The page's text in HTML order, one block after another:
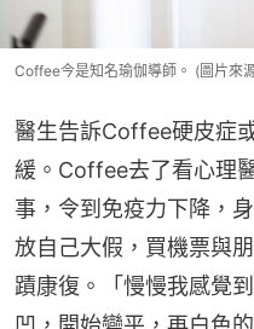
Coffee今是知名瑜伽導師。 (圖片來
醫生告訴Coffee硬皮症
緩。Coffee去了看心理
事，令到免疫力下降，
放自己大假，買機票與
蹟康復。「慢慢我感覺